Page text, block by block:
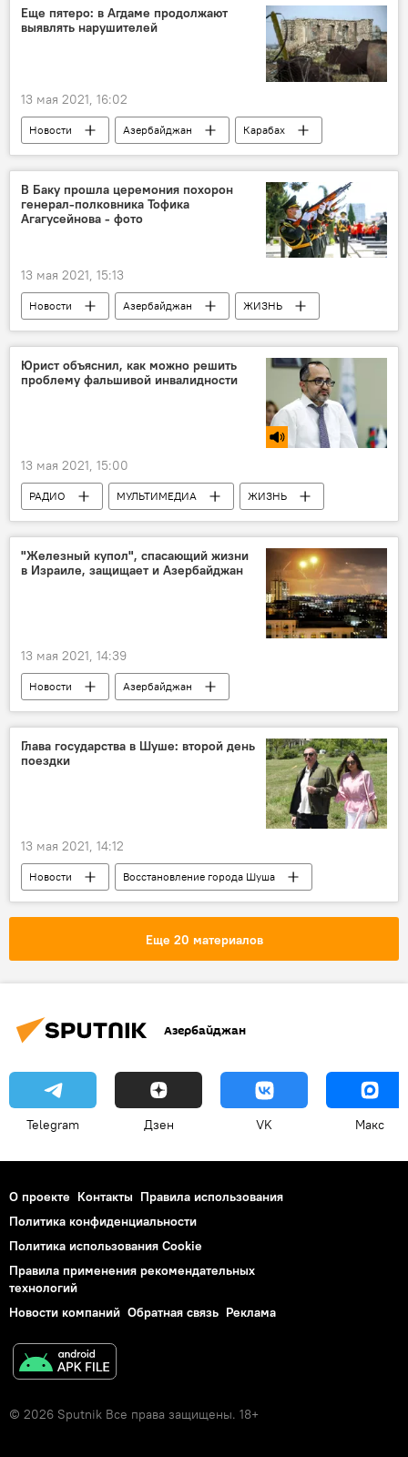
открытие
карантин
Еще пятеро: в Агдаме продолжают
выявлять нарушителей
13 мая 2021, 16:02
Новости Азербайджан
Карабах
Происшествия
ЖИЗНЬ
Нарушители
задержание
В Баку прошла церемония похорон
генерал-полковника Тофика
Агагусейнова - фото
13 мая 2021, 15:13
Новости Азербайджан
ЖИЗНЬ
События и даты
Юрист объяснил, как можно решить
проблему фальшивой инвалидности
13 мая 2021, 15:00
РАДИО МУЛЬТИМЕДИА
ЖИЗНЬ
Азербайджан
Новости
"Железный купол", спасающий жизни
в Израиле, защищает и Азербайджан
13 мая 2021, 14:39
Новости
Азербайджан
Новости мира
ЖИЗНЬ
"Железный купол"
Израиль
Глава государства в Шуше: второй день
поездки
13 мая 2021, 14:12
Новости
Восстановление города Шуша
Фестиваль "Хары-бюльбюль": возвращение
Культура
Азербайджан
Ильхам Алиев
Шуша
Еще 20 материалов
Азербайджан
Telegram Дзен VK Макс
О проекте Контакты Правила использования
Политика конфиденциальности
Политика использования Cookie
Правила применения рекомендательных
технологий
Новости компаний Обратная связь Реклама
© 2026 Sputnik Все права защищены. 18+